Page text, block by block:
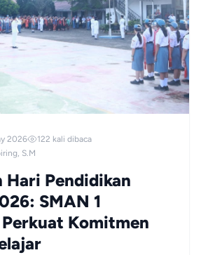
2026
122 kali dibaca
S.M
Hari Pendidikan
SMAN 1
Komitmen